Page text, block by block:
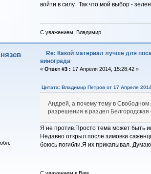
войти в силу. Так что мой выбор -
С уважением, Владимир
Re: Какой материал лучше для
винограда
« Ответ #3 : 17 Апреля 2014, 15:28:42 »
Цитата: Владимир Петров от 17 Апреля
Андрей, а почему тему в Свободном
разрешения в раздел
Я не против.Просто тема может быть
Недавно открыл после зимовки
боюсь погибли.Я их прикапывал.